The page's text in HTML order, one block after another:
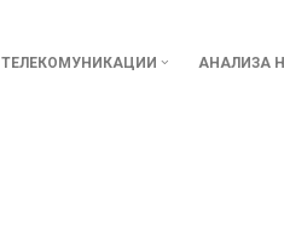
ТЕЛЕКОМУНИКАЦИИ АНАЛИЗА